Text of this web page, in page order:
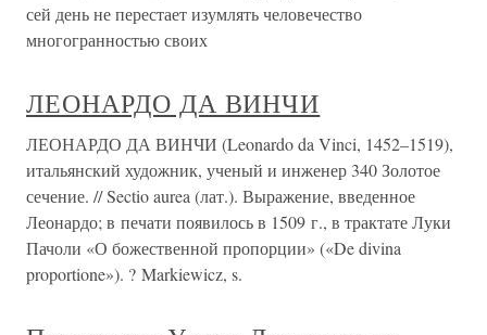
сей день не перестает изумлять человечество
многогранностью своих
ЛЕОНАРДО ДА ВИНЧИ
ЛЕОНАРДО ДА ВИНЧИ (Leonardo da Vinci, 1452–1519),
итальянский художник, ученый и инженер 340 Золотое
сечение. // Sectio aurea (лат.). Выражение, введенное
Леонардо; в печати появилось в 1509 г., в трактате Луки
Пачоли «О божественной пропорции» («De divina
proportione»). ? Markiewicz, s.